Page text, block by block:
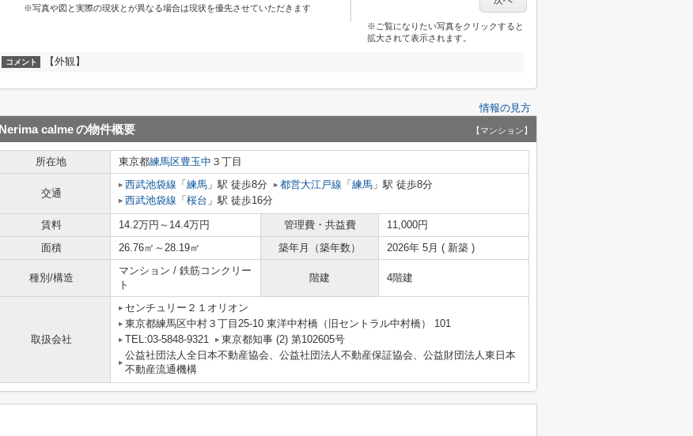
※写真や図と実際の現状とが異なる場合は現状を優先させていただきます
※ご覧になりたい写真をクリックすると
拡大されて表示されます。
コメント 【外観】
情報の見方
Nerima calmeの物件概要 【マンション】
所在地 東京都練馬区豊玉中 ３丁目
交通
西武池袋線 「 練馬 」駅 徒歩8分 都営大江戸線 「 練馬 」駅 徒歩8分
西武池袋線 「 桜台 」駅 徒歩16分
賃料 14.2万円～14.4万円 管理費・共益費
11,000円
面積
26.76㎡～28.19㎡ 築年月（築年数） 2026年 5月 ( 新築 )
種別/構造
マンション / 鉄筋コンクリー
ト
階建 4階建
取扱会社
センチュリー２１オリオン
東京都練馬区中村３丁目25-10 東洋中村橋（旧セントラル中村橋） 101
TEL:03-5848-9321
東京都知事 (2) 第102605号
公益社団法人全日本不動産協会、公益社団法人不動産保証協会、公益財団法人東日本
不動産流通機構